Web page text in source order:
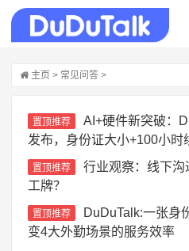
主页 > 常见问答 >
置顶推荐
AI+硬件新突破：
发布，身份证大小+100小时
置顶推荐
行业观察：线下
工牌？
置顶推荐
DuDuTalk:一张身
变4大外勤场景的服务效率